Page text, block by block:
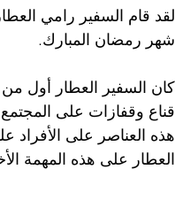
شهر رمضان المبارك.
قناع وقفازات على
هذه العناصر على الأفراد
العطار على هذه المهمة